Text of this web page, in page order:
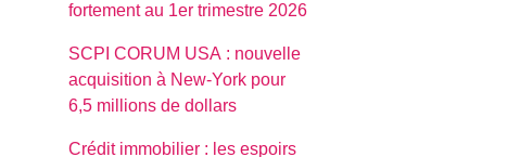
fortement au 1er trimestre 2026
SCPI CORUM USA : nouvelle
acquisition à New-York pour
6,5 millions de dollars
Crédit immobilier : les espoirs